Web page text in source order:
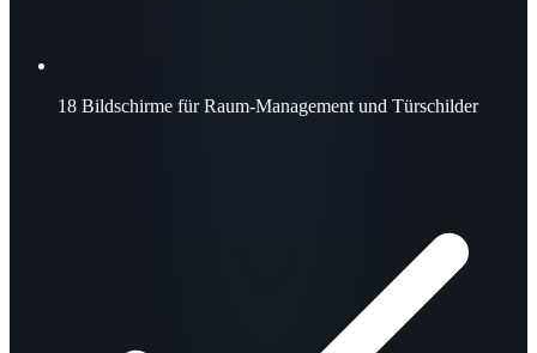
18 Bildschirme für Raum-Management und Türschilder